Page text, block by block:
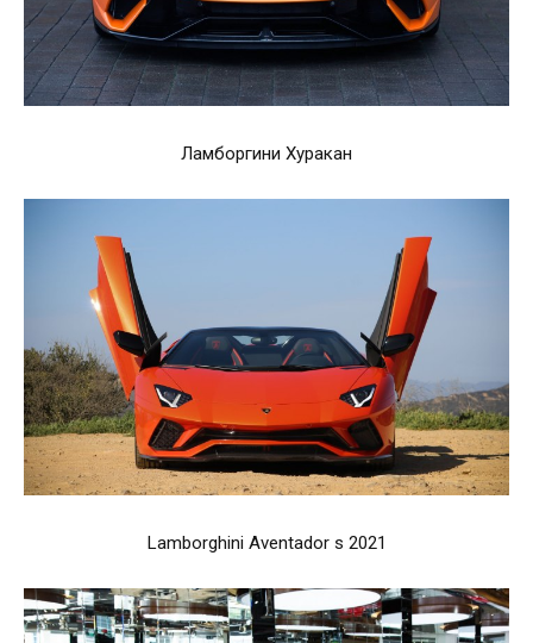
Ламборгини Хуракан
Lamborghini Aventador s 2021